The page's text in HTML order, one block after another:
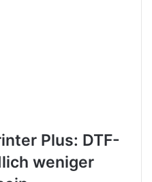
Plus: DTF-
weniger